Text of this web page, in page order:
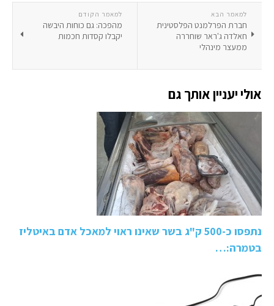
למאמר הקודם
מהפכה: גם כוחות היבשה
יקבלו קסדות חכמות
למאמר הבא
חברת הפרלמנט הפלסטינית
חאלדה ג'ראר שוחררה
ממעצר מינהלי
אולי יעניין אותך גם
נתפסו כ-500 ק"ג בשר שאינו ראוי למאכל אדם באיטליז
בטמרה:…